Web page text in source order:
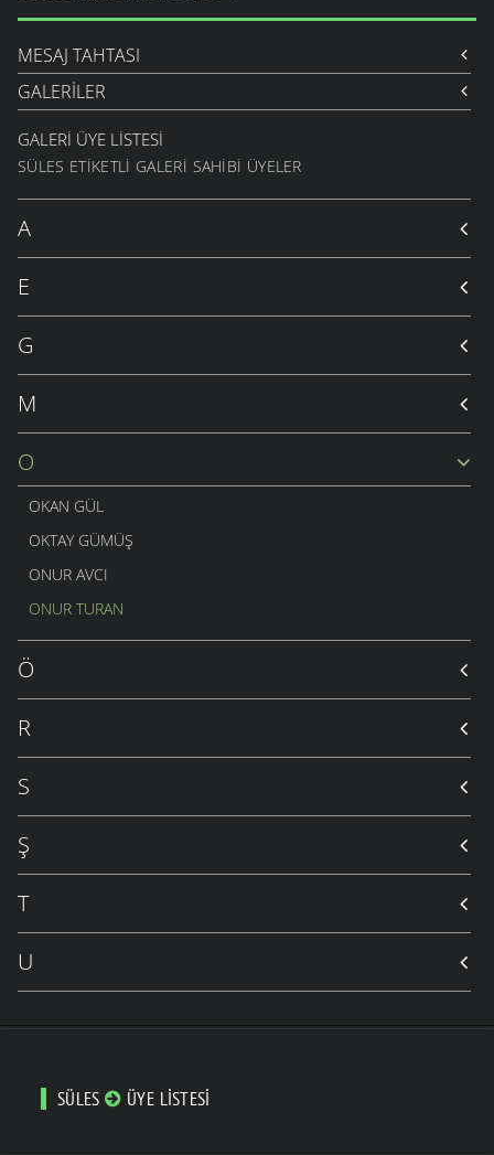
MESAJ TAHTASI
GALERILER
GALERI ÜYE LISTESI
SÜLES ETIKETLI GALERI SAHIBI ÜYELER
A
E
G
M
O
OKAN GÜL
OKTAY GÜMÜŞ
ONUR AVCI
ONUR TURAN
Ö
R
S
Ş
T
U
SÜLES ÜYE LISTESI